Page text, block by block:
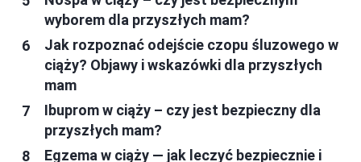
wyborem dla przyszłych mam?
Jak rozpoznać odejście czopu śluzowego w
ciąży? Objawy i wskazówki dla przyszłych
mam
Ibuprom w ciąży – czy jest bezpieczny dla
przyszłych mam?
Egzema w ciąży — jak leczyć bezpiecznie i